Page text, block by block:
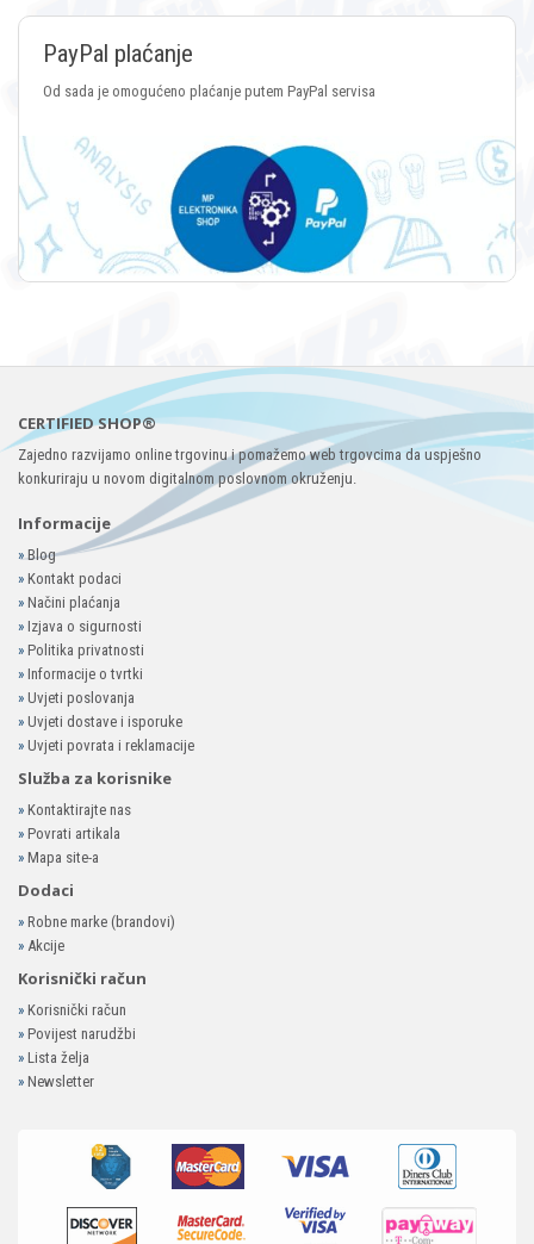
putem PayPal servisa
CERTIFIED SHOP®
Zajedno razvijamo online trgovinu i pomažemo web trgovcima da uspješno
konkuriraju u novom digitalnom poslovnom okruženju.
Informacije
»Blog
» Kontakt podaci
» Načini plaćanja
» Izjava o sigurnosti
» Politika privatnosti
» Informacije o tvrtki
» Uvjeti poslovanja
» Uvjeti dostave i isporuke
» Uvjeti povrata i reklamacije
Služba za korisnike
» Kontaktirajte nas
» Povrati artikala
» Mapa site-a
Dodaci
» Robne marke (brandovi)
» Akcije
Korisnički račun
» Korisnički račun
» Povijest narudžbi
» Lista želja
» Newsletter